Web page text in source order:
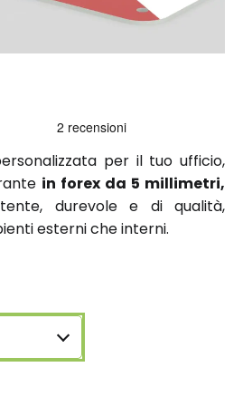
per il tuo ufficio,
in forex da 5 millimetri,
durevole e di qualità,
esterni che interni.